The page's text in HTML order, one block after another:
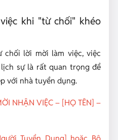
khi "từ chối" khéo
chối lời mời làm việc, việc
sự là rất quan trọng để
với nhà tuyển dụng.
NHẬN VIỆC – [HỌ TÊN] –